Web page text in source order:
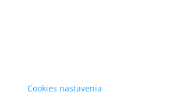
Cookies nastavenia